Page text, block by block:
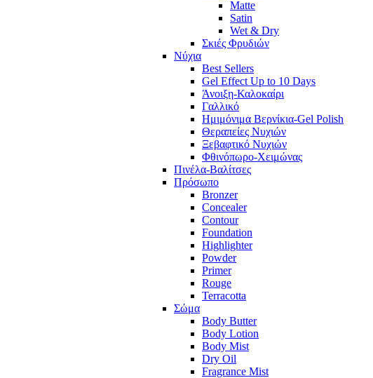
Matte
Satin
Wet & Dry
Σκιές Φρυδιών
Νύχια
Best Sellers
Gel Effect Up to 10 Days
Άνοιξη-Καλοκαίρι
Γαλλικό
Ημιμόνιμα Βερνίκια-Gel Polish
Θεραπείες Νυχιών
Ξεβαφτικό Νυχιών
Φθινόπωρο-Χειμώνας
Πινέλα-Βαλίτσες
Πρόσωπο
Bronzer
Concealer
Contour
Foundation
Highlighter
Powder
Primer
Rouge
Terracotta
Σώμα
Body Butter
Body Lotion
Body Mist
Dry Oil
Fragrance Mist